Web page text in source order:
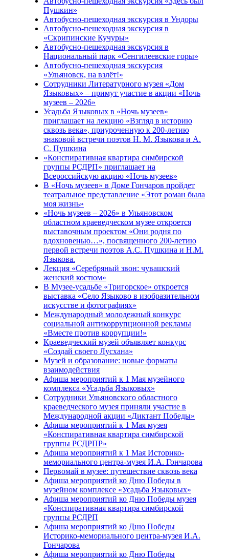
Пушкин»
Автобусно-пешеходная экскурсия в Ундоры
Автобусно-пешеходная экскурсия в
«Скрипинские Кучуры»
Автобусно-пешеходная экскурсия в
Национальный парк «Сенгилеевские горы»
Автобусно-пешеходная экскурсия
«Ульяновск, на взлёт!»
Сотрудники Литературного музея «Дом
Языковых» – примут участие в акции «Ночь
музеев – 2026»
Усадьба Языковых в «Ночь музеев»
приглашает на лекцию «Взгляд в историю
сквозь века», приуроченную к 200-летию
знаковой встречи поэтов Н. М. Языкова и А.
С. Пушкина
«Конспиративная квартира симбирской
группы РСДРП» приглашает на
Всероссийскую акцию «Ночь музеев»
В «Ночь музеев» в Доме Гончаров пройдет
театральное представление «Этот роман была
моя жизнь»
«Ночь музеев – 2026» в Ульяновском
областном краеведческом музее откроется
выставочным проектом «Они родня по
вдохновенью…», посвященного 200-летию
первой встречи поэтов А.С. Пушкина и Н.М.
Языкова.
Лекция «Серебряный звон: чувашский
женский костюм»
В Музее-усадьбе «Тригорское» откроется
выставка «Село Языково в изобразительном
искусстве и фотографиях»
Международный молодежный конкурс
социальной антикоррупционной рекламы
«Вместе против коррупции!»
Краеведческий музей объявляет конкурс
«Создай своего Лусхана»
Музей и образование: новые форматы
взаимодействия
Афиша мероприятий к 1 Мая музейного
комплекса «Усадьба Языковых»
Сотрудники Ульяновского областного
краеведческого музея приняли участие в
Международной акции «Диктант Победы»
Афиша мероприятий к 1 Мая музея
«Конспиративная квартира симбирской
группы РСДРПР»
Афиша мероприятий к 1 Мая Историко-
мемориального центра-музея И.А. Гончарова
Первомай в музее: путешествие сквозь века
Афиша мероприятий ко Дню Победы в
музейном комплексе «Усадьба Языковых»
Афиша мероприятий ко Дню Победы музея
«Конспиративная квартира симбирской
группы РСДРП
Афиша мероприятий ко Дню Победы
Историко-мемориального центра-музея И.А.
Гончарова
Афиша мероприятий ко Дню Победы